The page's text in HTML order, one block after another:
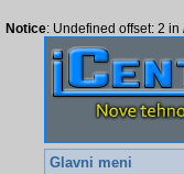
Notice: Undefined offset: 2 in
Glavni meni